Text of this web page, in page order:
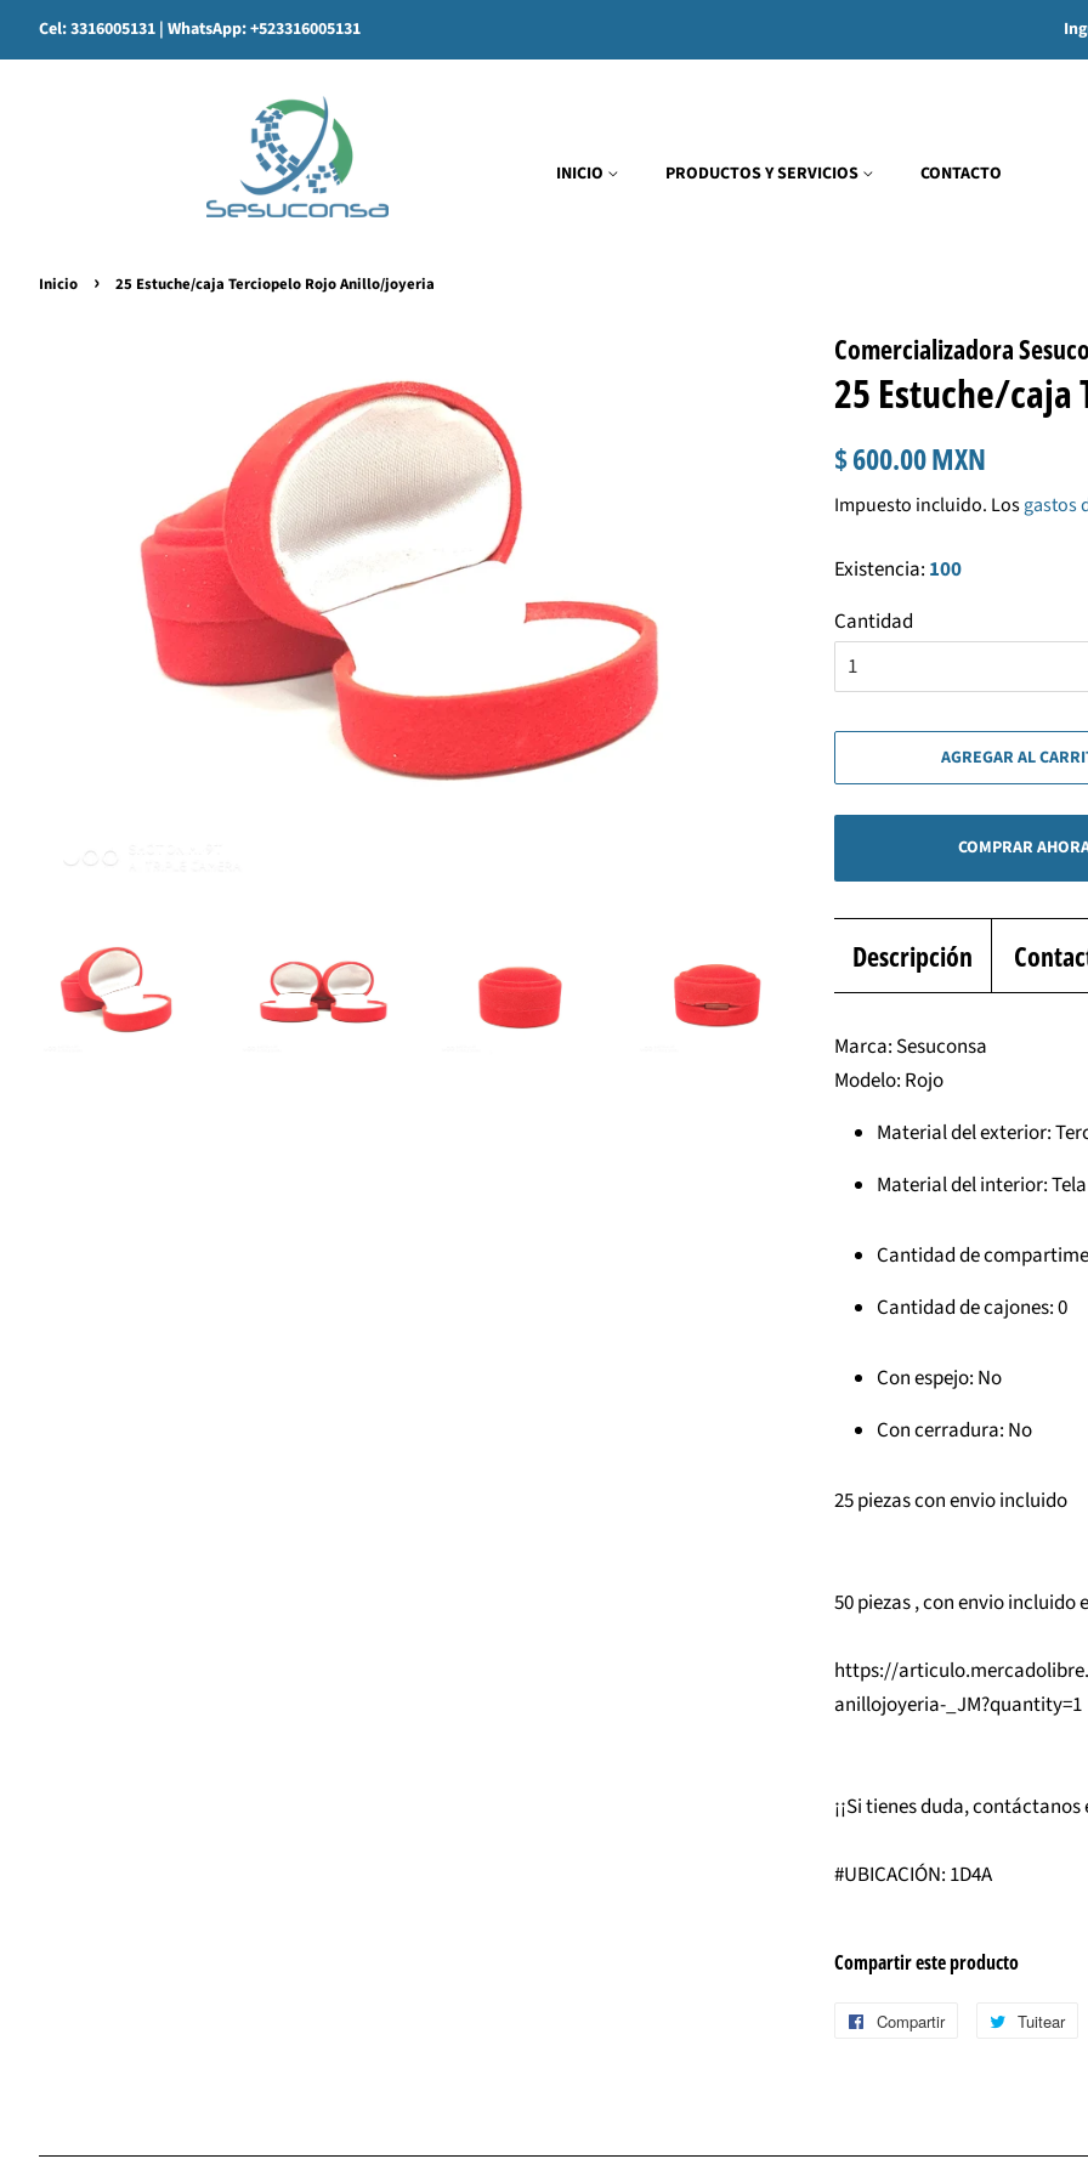
Cel: 3316005131 | WhatsApp: +523316005131
INICIO PRODUCTOS Y SERVICIOS CONTACTO
Inicio › 25 Estuche/caja Terciopelo Rojo Anillo/joyeria
Comercializadora
25 Estuche/
Precio
$ 600.00 MXN
venta
Impuesto incluido. Losgastos
Existencia: 100
Cantidad
AGREGAR AL
COMPRAR
Descripción
Marca: Sesuconsa
Modelo: Rojo
Material del exterior:
Material del interior: Tela
Cantidad de
Cantidad de cajones: 0
Con espejo: No
Con cerradura: No
25 piezas con envio incluido
50 piezas , con envio incluido
https://
anillojoyeria-_JM?quantity=1
¡¡Si tienes duda,
#UBICACIÓN: 1D4A
Compartir este producto
Compartir
CompartirTuitear